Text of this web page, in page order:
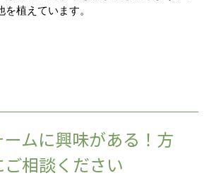
植えています。
ムに興味がある！方
相談ください